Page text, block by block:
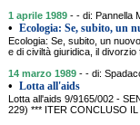
1 aprile 1989 - - di: Pannella
• Ecologia: Se, subito, un
Ecologia: Se, subito, un
e di civiltà giuridica, il
14 marzo 1989 - - di:
• Lotta all'aids
Lotta all'aids 9/9165/002 -
229) *** ITER CONCLUSO